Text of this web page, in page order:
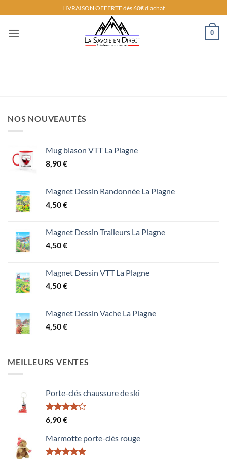
au
contenu
LIVRAISON OFFERTE dès 60€ d'achat
0
NOS NOUVEAUTÉS
Mug blason VTT La Plagne
8,90€
Magnet Dessin Randonnée La Plagne
4,50€
Magnet Dessin Traileurs La Plagne
4,50€
Magnet Dessin VTT La Plagne
4,50€
Magnet Dessin Vache La Plagne
4,50€
MEILLEURS VENTES
Porte-clés chaussure de ski
Note
4.00
5
6,90€
Marmotte porte-clés rouge